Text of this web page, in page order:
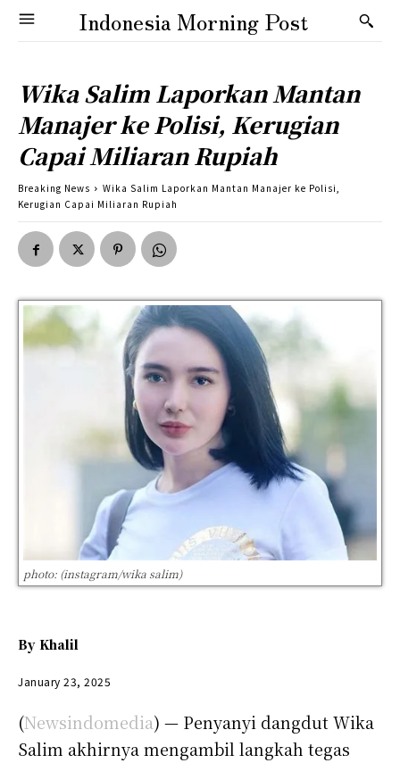
Indonesia Morning Post
Wika Salim Laporkan Mantan
Manajer ke Polisi, Kerugian
Capai Miliaran Rupiah
Breaking News
Wika Salim Laporkan Mantan Manajer ke Polisi,
Kerugian Capai Miliaran Rupiah
photo: (instagram/wika salim)
By Khalil
January 23, 2025
(Newsindomedia) — Penyanyi dangdut Wika
Salim akhirnya mengambil langkah tegas